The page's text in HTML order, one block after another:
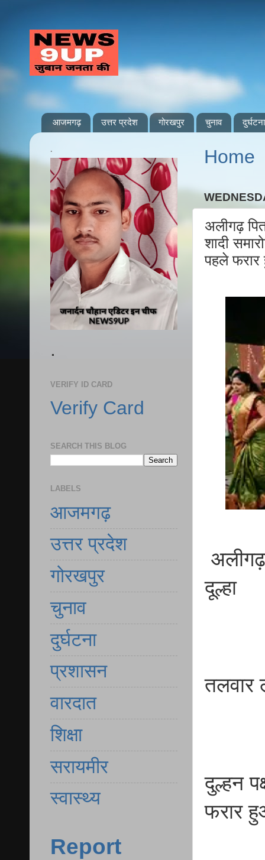
आजमगढ़ उत्तर प्रदेश गोरखपुर चुनाव दुर्घटना
Home
अलीगढ़
शादी
पहले फरार
दूल्हा
तलवार
दुल्हन
फरार
.
.
VERIFY ID CARD
Verify Card
SEARCH THIS BLOG
LABELS
आजमगढ़
उत्तर प्रदेश
गोरखपुर
चुनाव
दुर्घटना
प्रशासन
वारदात
शिक्षा
सरायमीर
स्वास्थ्य
Report